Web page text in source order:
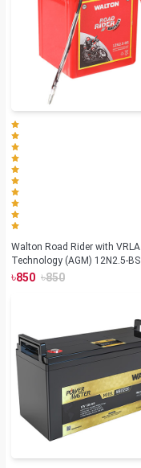
Walton Road Rider with VRLA
Technology (AGM) 12N2.5-BS
৳850 ৳850